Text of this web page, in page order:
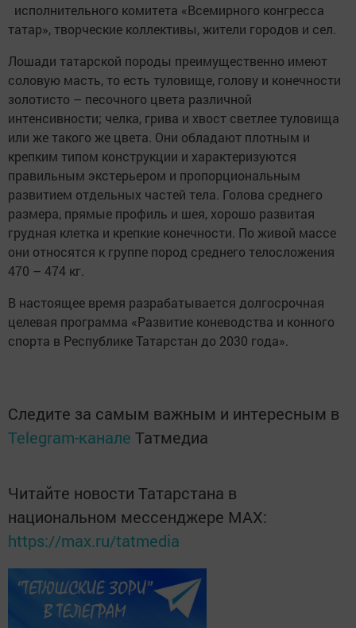
исполнительного комитета «Всемирного конгресса
татар», творческие коллективы, жители городов и сел.
Лошади татарской породы преимущественно имеют
соловую масть, то есть туловище, голову и конечности
золотисто – песочного цвета различной
интенсивности; челка, грива и хвост светлее туловища
или же такого же цвета. Они обладают плотным и
крепким типом конструкции и характеризуются
правильным экстерьером и пропорциональным
развитием отдельных частей тела. Голова среднего
размера, прямые профиль и шея, хорошо развитая
грудная клетка и крепкие конечности. По живой массе
они относятся к группе пород среднего телосложения
470 – 474 кг.
В настоящее время разрабатывается долгосрочная
целевая программа «Развитие коневодства и конного
спорта в Республике Татарстан до 2030 года».
Следите за самым важным и интересным в
Telegram-канале Татмедиа
Читайте новости Татарстана в
национальном мессенджере MАХ:
https://max.ru/tatmedia